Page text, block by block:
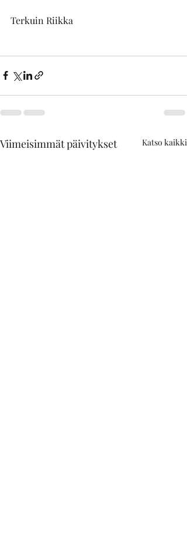
Terkuin Riikka
Viimeisimmät päivitykset Katso kaikki